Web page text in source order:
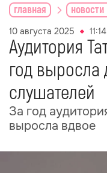
главная
10 августа 2025 11:14
Аудитория
год выросла
слушателей
За год
выросла вдвое